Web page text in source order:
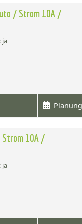
/ Strom 10A /
ja
Planung
Strom 10A /
ja